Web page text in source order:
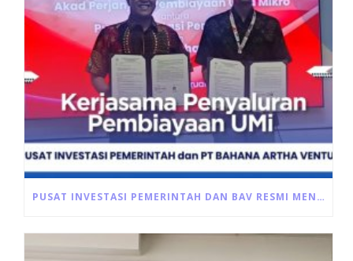
PUSAT INVESTASI PEMERINTAH DAN BAV RESMI MENANDATANGANI AKAD PEMBIAYAAN ULTRA MIKRO